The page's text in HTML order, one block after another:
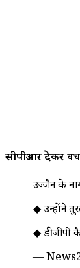
सीपीआर देकर
उज्जैन के
◆ उन्होंने
◆ डीजीपी
—